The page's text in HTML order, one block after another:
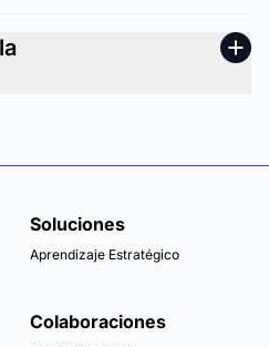
Soluciones
Aprendizaje Estratégico
Colaboraciones